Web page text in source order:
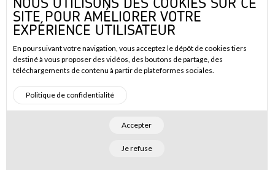
SITE POUR AMÉLIORER VOTRE
EXPÉRIENCE UTILISATEUR
En poursuivant votre navigation, vous acceptez le dépôt de cookies tiers
destiné à vous proposer des vidéos, des boutons de partage, des
téléchargements de contenu à partir de plateformes sociales.
Politique de confidentialité
Accepter
Je refuse